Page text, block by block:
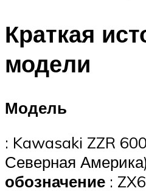
Краткая
модели
Модель
: Kawasaki ZZR
Северная
обозначение :